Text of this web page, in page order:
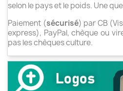
selon le pays et le poids. Une
Paiement (sécurisé) par CB
express), PayPal, chèque ou
pas les chèques culture.